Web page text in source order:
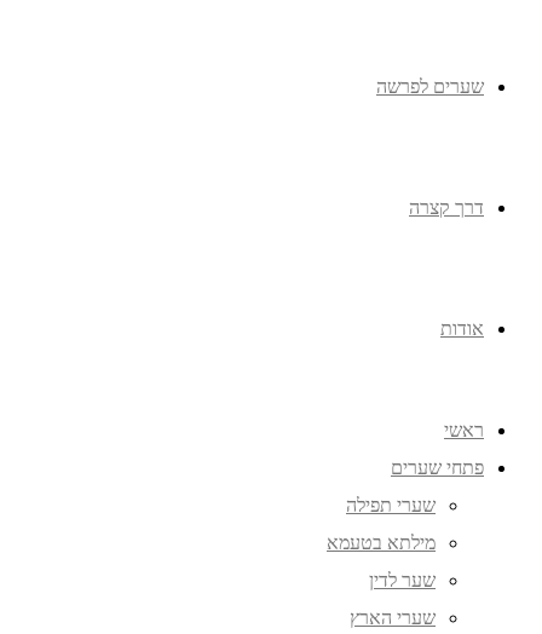
שערים לפרשה
דרך קצרה
אודות
ראשי
פתחי שערים
שערי תפילה
מילתא בטעמא
שער לדין
שערי הארץ